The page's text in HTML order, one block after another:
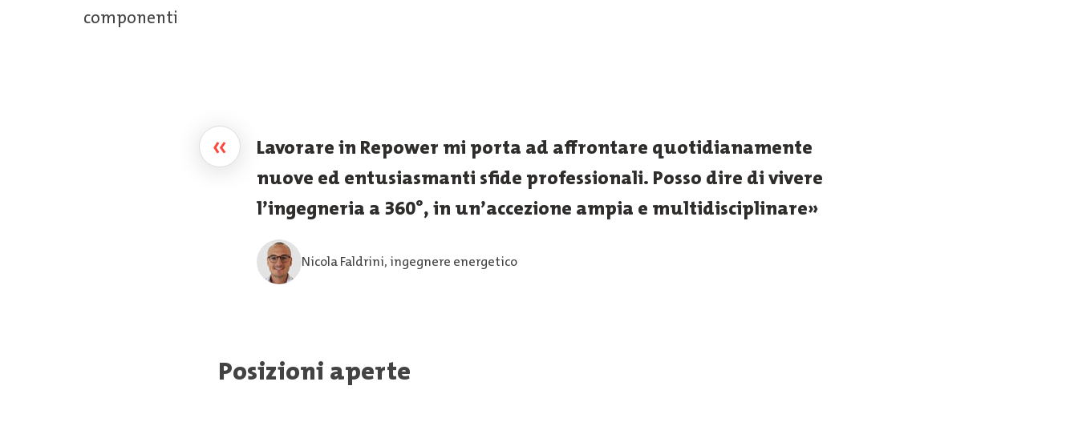
componenti
Lavorare in Repower mi porta ad affrontare quotidianamente
nuove ed entusiasmanti sfide professionali. Posso dire di vivere
l’ingegneria a 360°, in un’accezione ampia e multidisciplinare
Nicola Faldrini, ingegnere energetico
«
Posizioni aperte